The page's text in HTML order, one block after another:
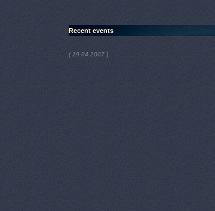
Recent events
( 19.04.2007 )